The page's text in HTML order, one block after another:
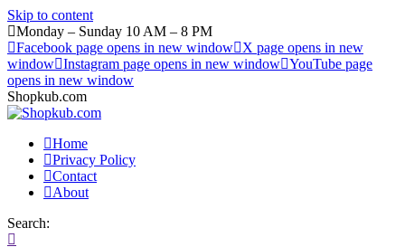
Skip to content
Monday – Sunday 10 AM – 8 PM
Facebook page opens in new window
X page opens in new
window Instagram page opens in new window YouTube page
opens in new window
Shopkub.com
Home
Privacy Policy
Contact
About
Search: